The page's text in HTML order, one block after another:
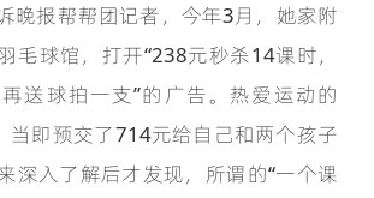
报帮帮团记者，今年3月，她家附
毛球馆，打开“238元秒杀14课时，
送球拍一支”的广告。热爱运动的
当即预交了714元给自己和两个孩子
深入了解后才发现，所谓的“一个课